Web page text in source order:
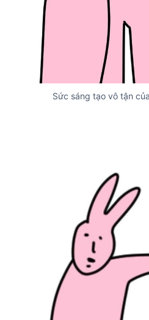
Sức sáng tạo vô tận